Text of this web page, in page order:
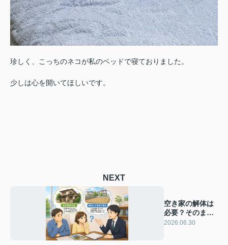
珍しく、こっちのネコが私のベッドで寝ておりました。
少しは心を開いてほしいです。
NEXT
空き家の解体は
必要？そのまま
売る場合との違
2026.06.30